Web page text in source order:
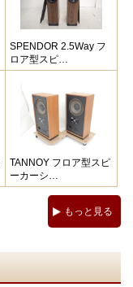
SPENDOR 2.5Way フ
ロア型スピ…
TANNOY フロア型スピ
ーカーシ…
もっと見る